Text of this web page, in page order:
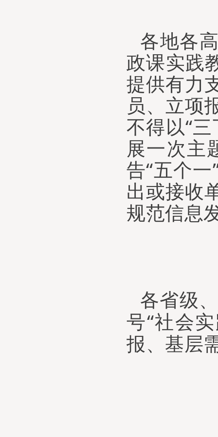
各地各
政课实践
提供有力
员、立项
不得以“
展一次主
告“五个
出或接收
规范信息
各省级
号“社会
报、基层